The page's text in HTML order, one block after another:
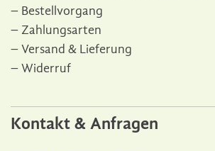
Bestellvorgang
Zahlungsarten
Versand & Lieferung
Widerruf
Kontakt & Anfragen